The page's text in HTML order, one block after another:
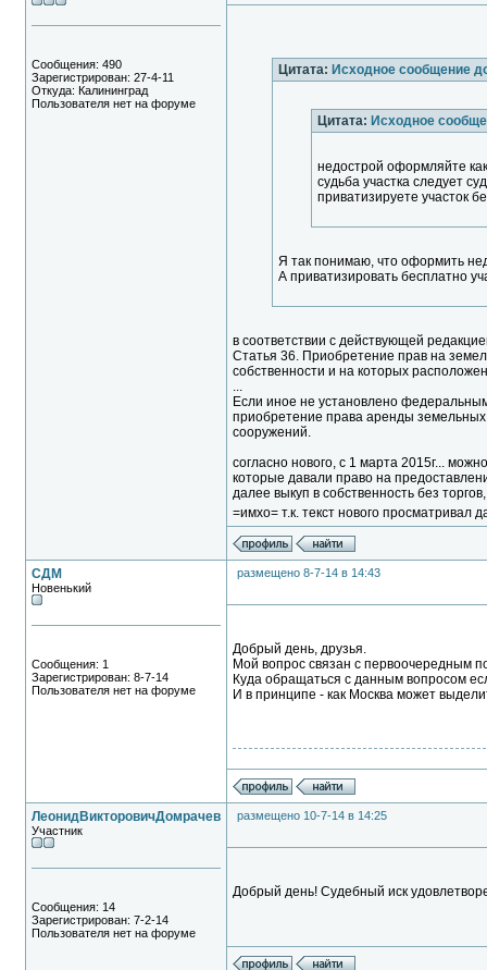
Сообщения: 490
Зарегистрирован: 27-4-11
Откуда: Калининград
Пользователя нет на форуме
Цитата: Исходное сообщение
Цитата: Исходное
недострой оформляйте
судьба участка следует
приватизируете участок
Я так понимаю, что оформить
А приватизировать бесплатно
в соответствии с действующей
Статья 36. Приобретение прав на
собственности и на которых
...
Если иное не установлено
приобретение права аренды земельных
сооружений.
согласно нового, с 1 марта 2015г...
которые давали право на
далее выкуп в собственность без
=имхо= т.к. текст нового просматривал
СДМ
Новенький
Сообщения: 1
Зарегистрирован: 8-7-14
Пользователя нет на форуме
размещено 8-7-14 в 14:43
Добрый день, друзья.
Мой вопрос связан с первоочередным
Куда обращаться с данным вопросом
И в принципе - как Москва может
ЛеонидВикторовичДомрачев
Участник
Сообщения: 14
Зарегистрирован: 7-2-14
Пользователя нет на форуме
размещено 10-7-14 в 14:25
Добрый день! Судебный иск